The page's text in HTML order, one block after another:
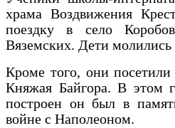
храма Воздвижения
поездку в село
Вяземских. Дети
Кроме того, они
Княжая Байгора. В этом
построен он был в
войне с Наполеоном.